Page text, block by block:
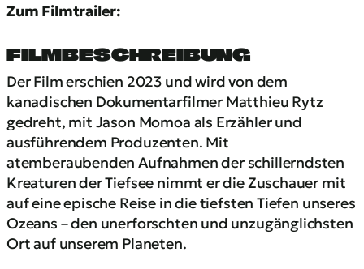
Zum Filmtrailer:
FILMBESCHREIBUNG
Der Film erschien 2023 und wird von dem
kanadischen Dokumentarfilmer Matthieu Rytz
gedreht, mit Jason Momoa als Erzähler und
ausführendem Produzenten. Mit
atemberaubenden Aufnahmen der schillerndsten
Kreaturen der Tiefsee nimmt er die Zuschauer mit
auf eine epische Reise in die tiefsten Tiefen unseres
Ozeans – den unerforschten und unzugänglichsten
Ort auf unserem Planeten.